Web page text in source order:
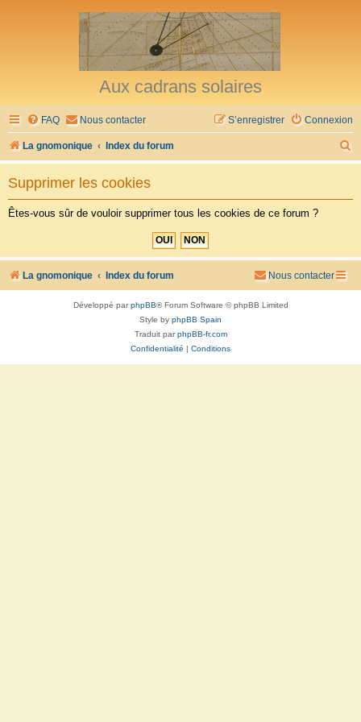
Aux cadrans solaires
FAQ Nous contacter Connexion
S’enregistrer
La gnomonique Index du forum
e
h
Supprimer les cookies
Êtes-vous sûr de vouloir supprimer tous les cookies de ce forum ?
La gnomonique Index du forum Nous contacter
Développé parphpBB® Forum Software © phpBB Limited
Style by phpBB Spain
Traduit parphpBB-fr.com
Confidentialité | Conditions